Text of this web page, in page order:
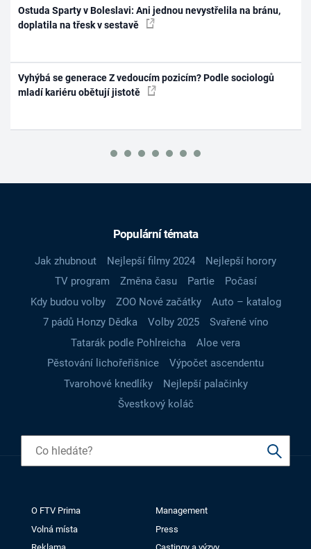
Ostuda Sparty v Boleslavi: Ani jednou nevystřelila na bránu,
doplatila na třesk v sestavě
Vyhýbá se generace Z vedoucím pozicím? Podle sociologů
mladí kariéru obětují jistotě
Populární témata
Jak zhubnout Nejlepší filmy 2024
Nejlepší horory
TV program
Změna času Partie
Počasí
Kdy budou volby
ZOO Nové začátky
Auto – katalog
7 pádů Honzy Dědka
Volby 2025
Svařené víno
Tatarák podle Pohlreicha
Aloe vera
Pěstování lichořeřišnice
Výpočet ascendentu
Tvarohové knedlíky
Nejlepší palačinky
Švestkový koláč
O FTV Prima
Management
Volná místa
Press